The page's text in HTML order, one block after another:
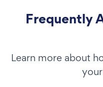
Frequently
Learn more about